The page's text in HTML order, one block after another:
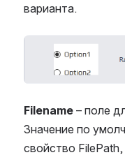
варианта.
Filename – поле
Значение по
свойство